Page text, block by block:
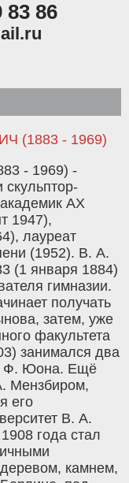
83 86
(1883 - 1969)
- 1969) -
скульптор-
АХ
1947),
лауреат
(1952). В. А.
(1 января 1884)
гимназии.
получать
затем, уже
факультета
занимался два
Ф. Юона. Ещё
Мензбиром,
его
В. А.
года стал
камнем,